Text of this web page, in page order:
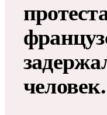
человек.